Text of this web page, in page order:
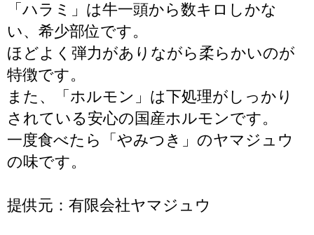
「ハラミ」は牛一頭から数キロしかな
い、希少部位です。
ほどよく弾力がありながら柔らかいのが
特徴です。
また、「ホルモン」は下処理がしっかり
されている安心の国産ホルモンです。
一度食べたら「やみつき」のヤマジュウ
の味です。
提供元：有限会社ヤマジュウ